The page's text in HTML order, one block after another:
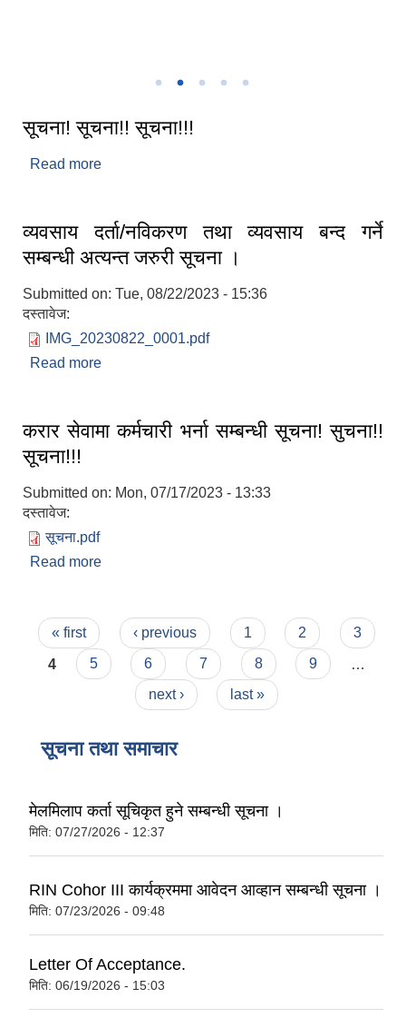
सूचना! सूचना!! सूचना!!!
Read more
व्यवसाय दर्ता/नविकरण तथा व्यवसाय बन्द गर्ने
सम्बन्धी अत्यन्त जरुरी सूचना ।
Submitted on: Tue, 08/22/2023 - 15:36
दस्तावेज:
IMG_20230822_0001.pdf
Read more
करार सेवामा कर्मचारी भर्ना सम्बन्धी सूचना! सुचना!!
सूचना!!!
Submitted on: Mon, 07/17/2023 - 13:33
दस्तावेज:
सूचना.pdf
Read more
Pages
« first ‹ previous 1 2
3
4
5 6 7 8 9
next ›
last »
सूचना तथा समाचार
मेलमिलाप कर्ता सूचिकृत हुने सम्बन्धी सूचना ।
मिति: 07/27/2026 - 12:37
RIN Cohor III कार्यक्रममा आवेदन आव्हान सम्बन्धी सूचना ।
मिति: 07/23/2026 - 09:48
Letter Of Acceptance.
मिति: 06/19/2026 - 15:03